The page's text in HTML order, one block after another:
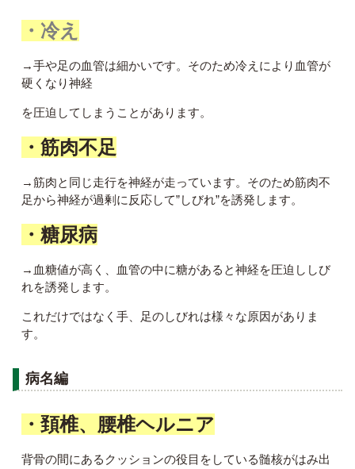
・冷え
→手や足の血管は細かいです。そのため冷えにより血管が
硬くなり神経
を圧迫してしまうことがあります。
・筋肉不足
→筋肉と同じ走行を神経が走っています。そのため筋肉不
足から神経が過剰に反応して”しびれ”を誘発します。
・糖尿病
→血糖値が高く、血管の中に糖があると神経を圧迫ししび
れを誘発します。
これだけではなく手、足のしびれは様々な原因がありま
す。
病名編
・頚椎、腰椎ヘルニア
背骨の間にあるクッションの役目をしている髄核がはみ出